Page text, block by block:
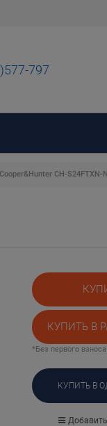
797
CH-S24FTXN-
КУПИТЬ В
*Без первого взноса
КУПИТЬ В